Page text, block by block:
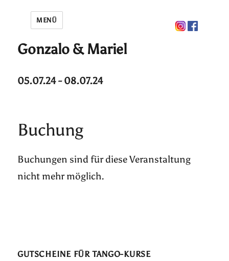
MENÜ
Gonzalo & Mariel
05.07.24 - 08.07.24
Buchung
Buchungen sind für diese Veranstaltung
nicht mehr möglich.
GUTSCHEINE FÜR TANGO-KURSE